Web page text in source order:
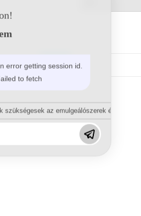
LEÍRÁS
error getting session id.
to fetch
szükségesek az emulgeálószerek és